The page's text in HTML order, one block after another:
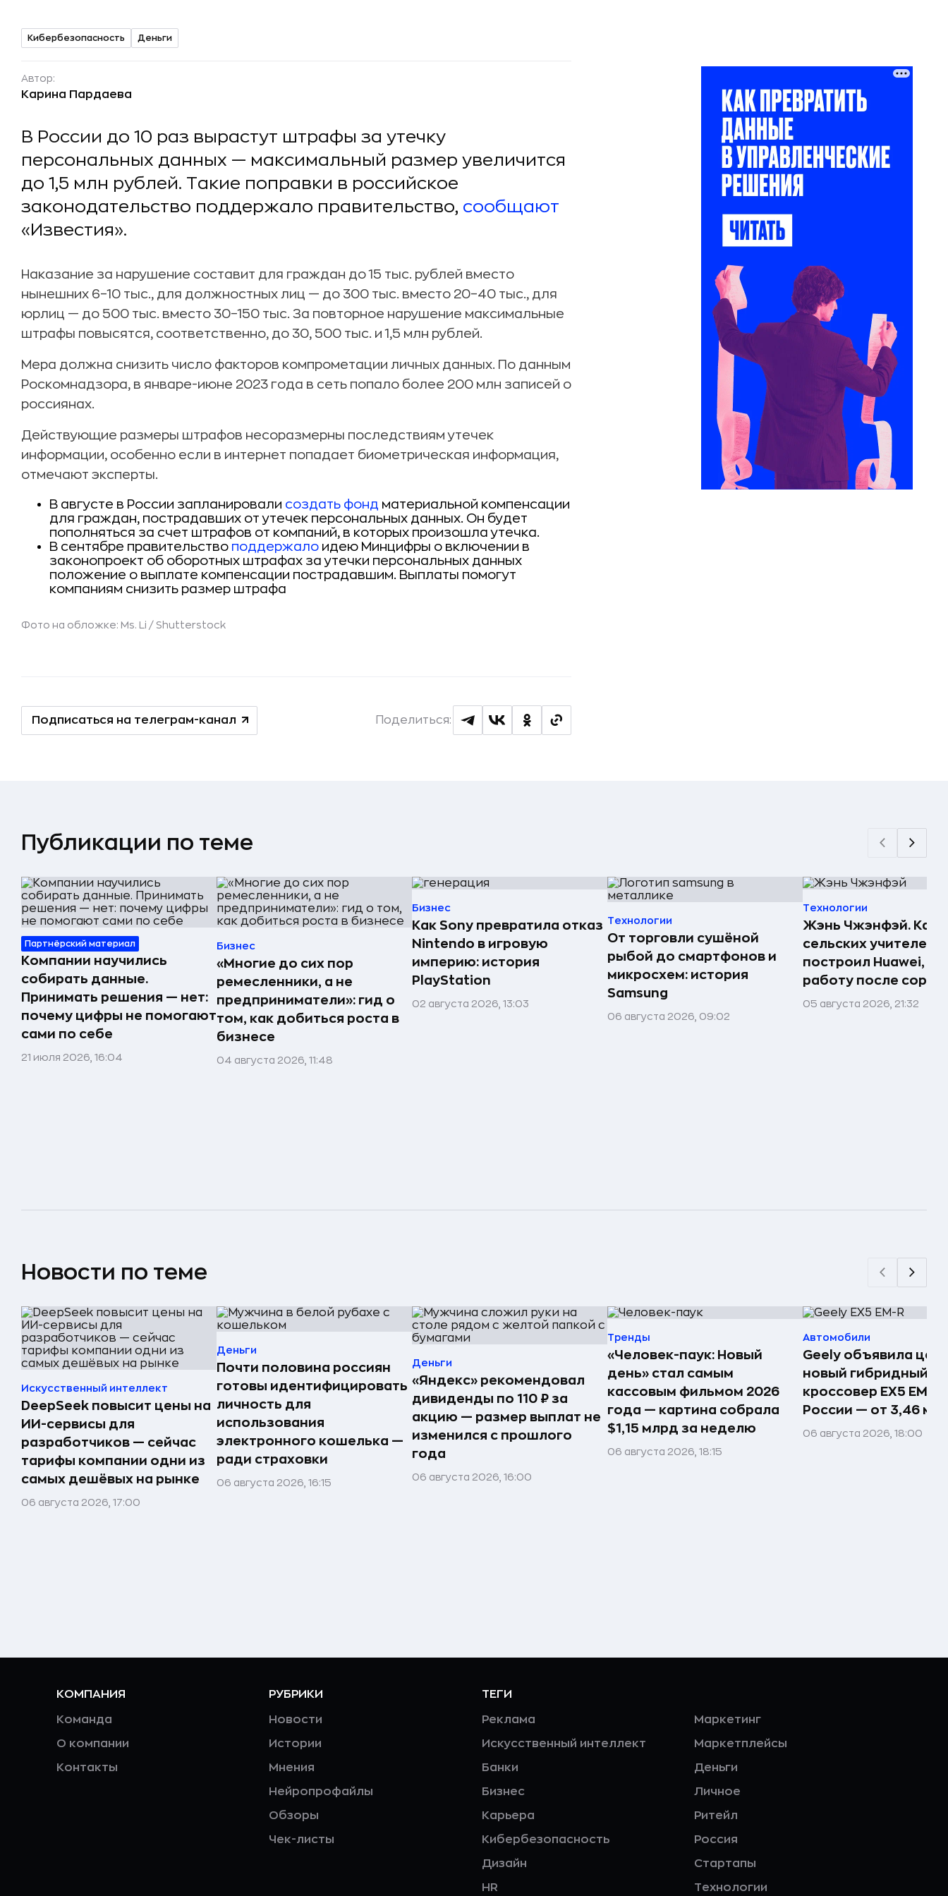
Кибербезопасность Деньги
Автор:
Карина Пардаева
В России до 10 раз вырастут штрафы за утечку
персональных данных — максимальный размер увеличится
до 1,5 млн рублей. Такие поправки в российское
законодательство поддержало правительство, сообщают
«Известия».
Наказание за нарушение составит для граждан до 15 тыс. рублей вместо
нынешних 6–10 тыс., для должностных лиц — до 300 тыс. вместо 20–40 тыс., для
юрлиц — до 500 тыс. вместо 30–150 тыс. За повторное нарушение максимальные
штрафы повысятся, соответственно, до 30, 500 тыс. и 1,5 млн рублей.
Мера должна снизить число факторов компрометации личных данных. По данным
Роскомнадзора, в январе-июне 2023 года в сеть попало более 200 млн записей о
россиянах.
Действующие размеры штрафов несоразмерны последствиям утечек
информации, особенно если в интернет попадает биометрическая информация,
отмечают эксперты.
В августе в России запланировали создать фонд материальной компенсации
для граждан, пострадавших от утечек персональных данных. Он будет
пополняться за счет штрафов от компаний, в которых произошла утечка.
В сентябре правительство поддержало идею Минцифры о включении в
законопроект об оборотных штрафах за утечки персональных данных
положение о выплате компенсации пострадавшим. Выплаты помогут
компаниям снизить размер штрафа
Фото на обложке: Ms. Li / Shutterstock
Подписаться на телеграм-канал Поделиться:
Публикации по теме
Партнёрский материал
Компании научились
собирать данные.
Принимать решения — нет:
почему цифры не помогают
сами по себе
21 июля 2026, 16:04
Бизнес
«Многие до сих пор
ремесленники, а не
предприниматели»: гид о
том, как добиться роста в
бизнесе
04 августа 2026, 11:48
Бизнес
Как Sony превратила отказ
Nintendo в игровую
империю: история
PlayStation
02 августа 2026, 13:03
Технологии
От торговли сушёной
рыбой до смартфонов и
микросхем: история
Samsung
06 августа 2026, 09:02
Технологии
Жэнь Чжэнфэй. Как
сельских учителей
построил Huawei,
работу после
05 августа 2026, 21:32
Новости по теме
Искусственный интеллект
DeepSeek повысит цены на
ИИ-сервисы для
разработчиков — сейчас
тарифы компании одни из
самых дешёвых на рынке
06 августа 2026, 17:00
Деньги
Почти половина россиян
готовы идентифицировать
личность для
использования
электронного кошелька —
ради страховки
06 августа 2026, 16:15
Деньги
«Яндекс» рекомендовал
дивиденды по 110 ₽ за
акцию — размер выплат не
изменился с прошлого
года
06 августа 2026, 16:00
Тренды
«Человек-паук: Новый
день» стал самым
кассовым фильмом 2026
года — картина собрала
$1,15 млрд за неделю
06 августа 2026, 18:15
Автомобили
Geely объявила
новый гибридный
кроссовер EX5 EM-R
России — от 3,46
06 августа 2026, 18:00
КОМПАНИЯ
Команда
О компании
Контакты
РУБРИКИ
Новости
Истории
Мнения
Нейропрофайлы
Обзоры
Чек-листы
ТЕГИ
Реклама
Искусственный интеллект
Банки
Бизнес
Карьера
Кибербезопасность
Дизайн
HR
Маркетинг
Маркетплейсы
Деньги
Личное
Ритейл
Россия
Стартапы
Технологии